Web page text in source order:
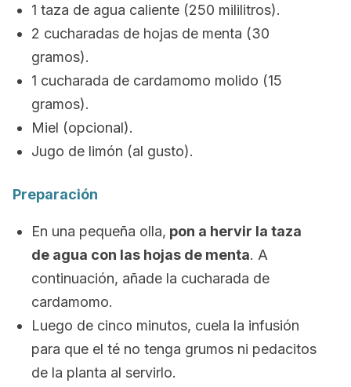
1 taza de agua caliente (250 mililitros).
2 cucharadas de hojas de menta (30
gramos).
1 cucharada de cardamomo molido (15
gramos).
Miel (opcional).
Jugo de limón (al gusto).
Preparación
En una pequeña olla, pon a hervir la taza
de agua con las hojas de menta. A
continuación, añade la cucharada de
cardamomo.
Luego de cinco minutos, cuela la infusión
para que el té no tenga grumos ni pedacitos
de la planta al servirlo.